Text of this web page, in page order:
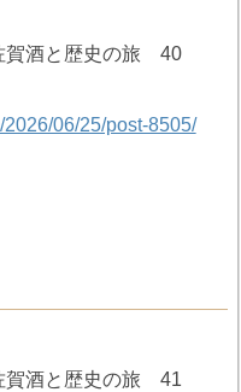
酒と歴史の旅 40
2026/06/25/post-8505/
酒と歴史の旅 41